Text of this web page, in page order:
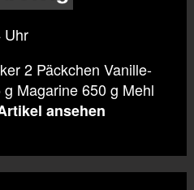
Uhr
2 Päckchen Vanille-
Magarine 650 g Mehl
ansehen